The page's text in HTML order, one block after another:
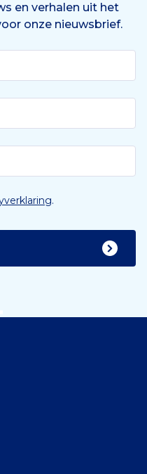
d
en verhalen uit het
onze nieuwsbrief.
.